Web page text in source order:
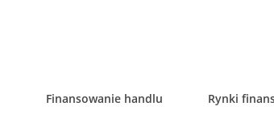
Finansowanie handlu Rynki